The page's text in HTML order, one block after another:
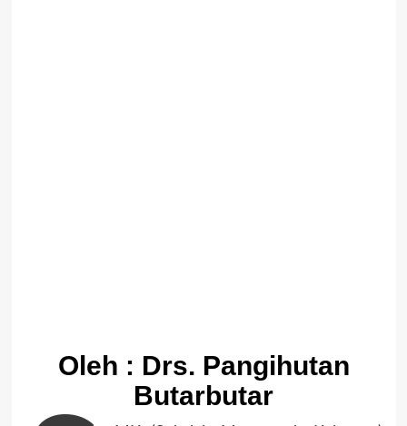
Oleh : Drs. Pangihutan
Butarbutar